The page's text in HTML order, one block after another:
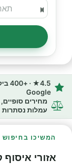
4.5★ ·
Google
מחירים
עמלות נסתרות
המשיכו בחיפוש
אזורי